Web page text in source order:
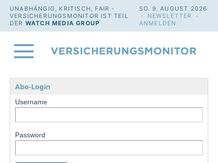
UNABHÄNGIG, KRITISCH, FAIR -
VERSICHERUNGSMONITOR IST TEIL
DER WATCH MEDIA GROUP
SO. 9. AUGUST 2026
· NEWSLETTER
·
ANMELDEN
Abo-Login
Username
Password